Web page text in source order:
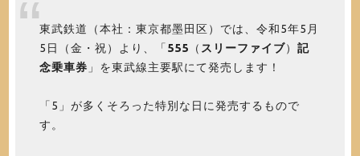
東武鉄道（本社：東京都墨田区）では、令和5年5月
5日（金・祝）より、「 555 （ スリーファイブ） 記
念乗車券 」を東武線主要駅にて発売します！
「5」が多くそろった特別な日に発売するもので
す。